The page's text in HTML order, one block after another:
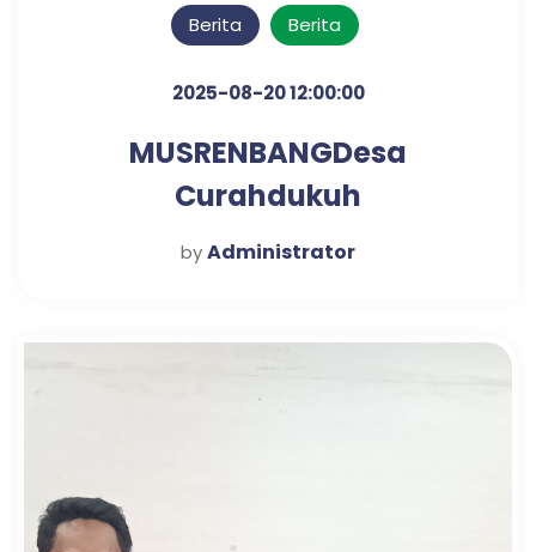
Berita Berita
2025-08-20 12:00:00
MUSRENBANGDesa
Curahdukuh
byAdministrator